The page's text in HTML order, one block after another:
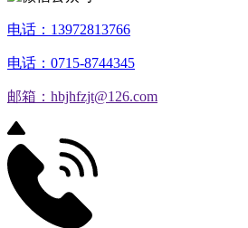
电话：13972813766
电话：0715-8744345
邮箱：hbjhfzjt@126.com